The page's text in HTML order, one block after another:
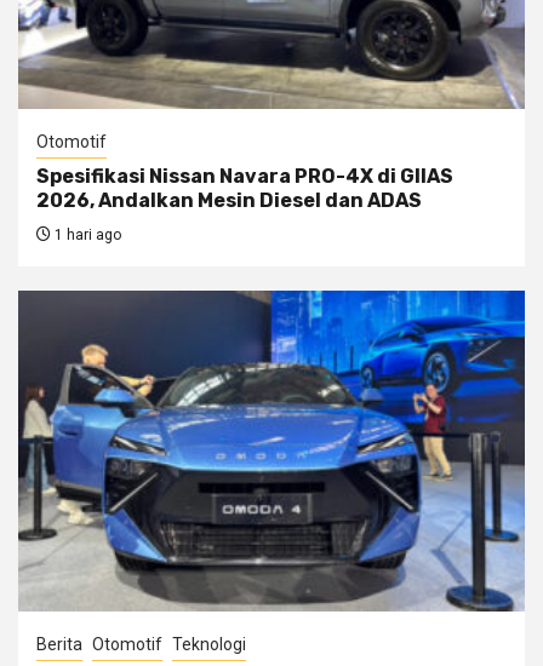
Otomotif
Spesifikasi Nissan Navara PRO-4X di GIIAS
2026, Andalkan Mesin Diesel dan ADAS
1 hari ago
Berita Otomotif Teknologi